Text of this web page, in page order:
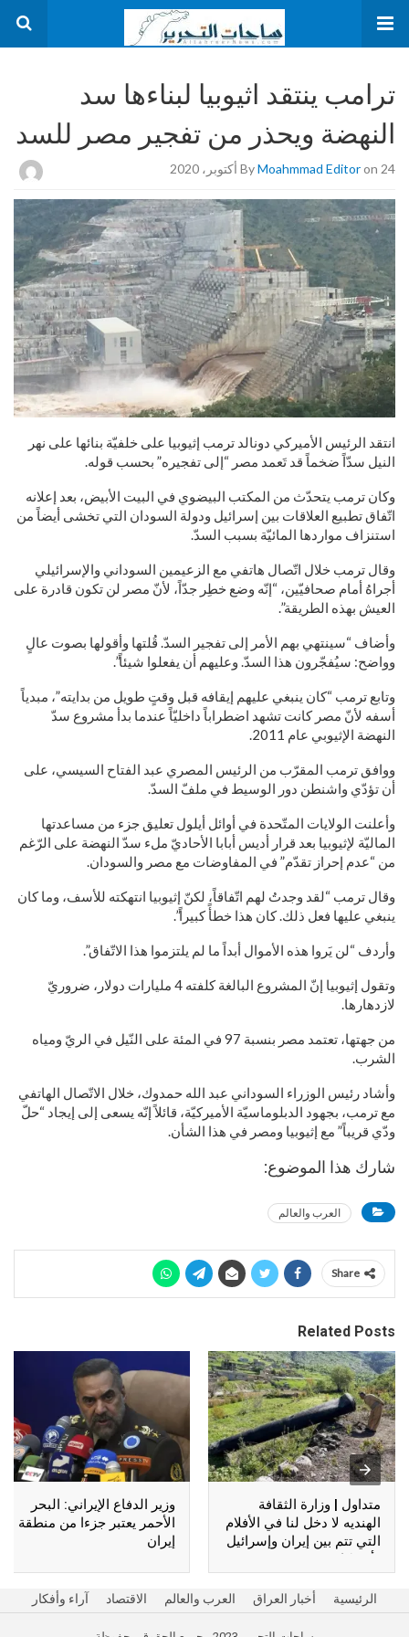
ترامب ينتقد اثيوبيا لبناءها سد
النهضة ويحذر من تفجير مصر للسد
ByMoahmmad Editoron 24 أكتوبر، 2020
انتقد الرئيس الأميركي دونالد ترمب إثيوبيا على خلفيّة بنائها على نهر
النيل سدّاً ضخماً قد تَعمد مصر “إلى تفجيره” بحسب قوله.
وكان ترمب يتحدّث من المكتب البيضوي في البيت الأبيض، بعد إعلانه
اتّفاق تطبيع العلاقات بين إسرائيل ودولة السودان التي تخشى أيضاً من
استنزاف مواردها المائيّة بسبب السدّ.
وقال ترمب خلال اتّصال هاتفي مع الزعيمين السوداني والإسرائيلي
أجراهُ أمام صحافيّين، “إنّه وضع خطِر جدّاً، لأنّ مصر لن تكون قادرة على
العيش بهذه الطريقة”.
وأضاف “سينتهي بهم الأمر إلى تفجير السدّ. قُلتها وأقولها بصوت عالٍ
وواضح: سيُفجّرون هذا السدّ. وعليهم أن يفعلوا شيئاً”.
وتابع ترمب “كان ينبغي عليهم إيقافه قبل وقتٍ طويل من بدايته”، مبدياً
أسفه لأنّ مصر كانت تشهد اضطراباً داخليّاً عندما بدأ مشروع سدّ
النهضة الإثيوبي عام 2011.
ووافق ترمب المقرّب من الرئيس المصري عبد الفتاح السيسي، على
أن تؤدّي واشنطن دور الوسيط في ملفّ السدّ.
وأعلنت الولايات المتّحدة في أوائل أيلول تعليق جزء من مساعدتها
الماليّة لإثيوبيا بعد قرار أديس أبابا الأحاديّ ملء سدّ النهضة على الرّغم
من “عدم إحراز تقدّم” في المفاوضات مع مصر والسودان.
وقال ترمب “لقد وجدتُ لهم اتّفاقاً، لكنّ إثيوبيا انتهكته للأسف، وما كان
ينبغي عليها فعل ذلك. كان هذا خطأً كبيراً”.
وأردف “لن يَروا هذه الأموال أبداً ما لم يلتزموا هذا الاتّفاق”.
وتقول إثيوبيا إنّ المشروع البالغة كلفته 4 مليارات دولار، ضروريّ
لازدهارها.
من جهتها، تعتمد مصر بنسبة 97 في المئة على النّيل في الريّ ومياه
الشرب.
وأشاد رئيس الوزراء السوداني عبد الله حمدوك، خلال الاتّصال الهاتفي
مع ترمب، بجهود الدبلوماسيّة الأميركيّة، قائلاً إنّه يسعى إلى إيجاد “حلّ
ودّي قريباً” مع إثيوبيا ومصر في هذا الشأن.
شارك هذا الموضوع:
العرب والعالم
Share
Related Posts
متداول | وزارة الثقافة
الهنديه لا دخل لنا في الأفلام
التي تتم بين إيران وإسرائيل
وزير الدفاع الإيراني: البحر
الأحمر يعتبر جزءا من منطقة
إيران
الرئيسية أخبار العراق العرب والعالم الاقتصاد آراء وأفكار